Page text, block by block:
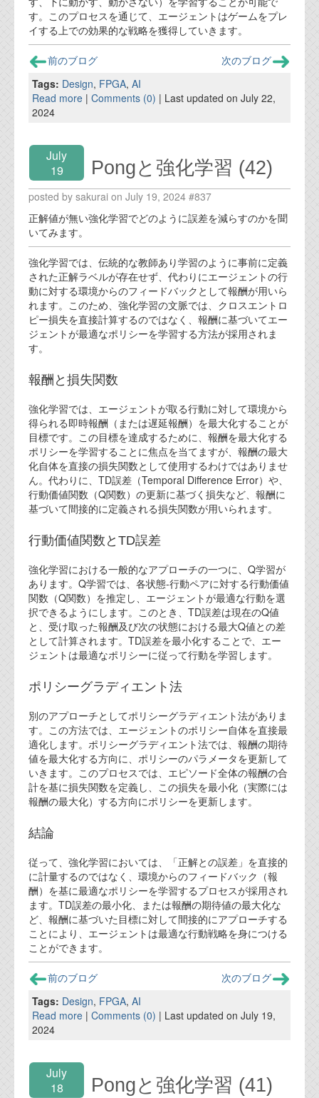
す。このプロセスを通じて、エージェントはゲームをプレ
イする上での効果的な戦略を獲得していきます。
前のブログ
次のブログ
Tags: Design, FPGA, AI
Read more | Comments (0) | Last updated on July 22,
2024
July
19
Pongと強化学習 (42)
posted by sakurai on July 19, 2024 #837
正解値が無い強化学習でどのように誤差を減らすのかを聞
いてみます。
強化学習では、伝統的な教師あり学習のように事前に定義
された正解ラベルが存在せず、代わりにエージェントの行
動に対する環境からのフィードバックとして報酬が用いら
れます。このため、強化学習の文脈では、クロスエントロ
ピー損失を直接計算するのではなく、報酬に基づいてエー
ジェントが最適なポリシーを学習する方法が採用されま
す。
報酬と損失関数
強化学習では、エージェントが取る行動に対して環境から
得られる即時報酬（または遅延報酬）を最大化することが
目標です。この目標を達成するために、報酬を最大化する
ポリシーを学習することに焦点を当てますが、報酬の最大
化自体を直接の損失関数として使用するわけではありませ
ん。代わりに、TD誤差（Temporal Difference Error）や、
行動価値関数（Q関数）の更新に基づく損失など、報酬に
基づいて間接的に定義される損失関数が用いられます。
行動価値関数とTD誤差
強化学習における一般的なアプローチの一つに、Q学習が
あります。Q学習では、各状態-行動ペアに対する行動価値
関数（Q関数）を推定し、エージェントが最適な行動を選
択できるようにします。このとき、TD誤差は現在のQ値
と、受け取った報酬及び次の状態における最大Q値との差
として計算されます。TD誤差を最小化することで、エー
ジェントは最適なポリシーに従って行動を学習します。
ポリシーグラディエント法
別のアプローチとしてポリシーグラディエント法がありま
す。この方法では、エージェントのポリシー自体を直接最
適化します。ポリシーグラディエント法では、報酬の期待
値を最大化する方向に、ポリシーのパラメータを更新して
いきます。このプロセスでは、エピソード全体の報酬の合
計を基に損失関数を定義し、この損失を最小化（実際には
報酬の最大化）する方向にポリシーを更新します。
結論
従って、強化学習においては、「正解との誤差」を直接的
に計量するのではなく、環境からのフィードバック（報
酬）を基に最適なポリシーを学習するプロセスが採用され
ます。TD誤差の最小化、または報酬の期待値の最大化な
ど、報酬に基づいた目標に対して間接的にアプローチする
ことにより、エージェントは最適な行動戦略を身につける
ことができます。
前のブログ
次のブログ
Tags: Design, FPGA, AI
Read more | Comments (0) | Last updated on July 19,
2024
July
18
Pongと強化学習 (41)